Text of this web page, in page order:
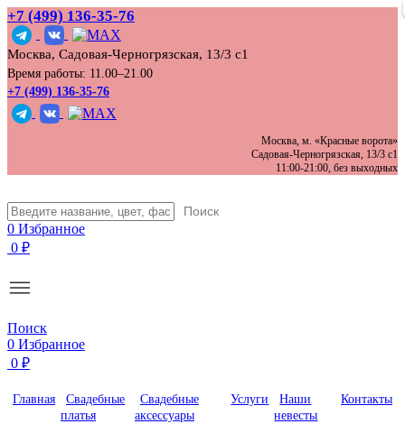
+7 (499) 136‑35‑76
Москва, Садовая-Черногрязская, 13/3 с1
Время работы: 11.00–21.00
+7 (499) 136-35-76
Москва, м. «Красные ворота»
Садовая-Черногрязская, 13/3 с1
11:00-21:00, без выходных
Поиск
0 Избранное
0 ₽
Поиск
0 Избранное
0 ₽
Главная
Свадебные
платья
Свадебные
аксессуары
Услуги
Наши
невесты
Контакты